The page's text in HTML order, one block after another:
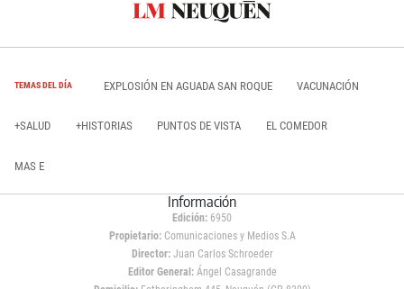
TEMAS DEL DÍA EXPLOSIÓN EN AGUADA SAN ROQUE VACUNACIÓN
+SALUD +HISTORIAS PUNTOS DE VISTA EL COMEDOR
MAS E
Información
Edición: 6950
Propietario:Comunicaciones y Medios S.A
Director: Juan Carlos Schroeder
Editor General:Ángel Casagrande